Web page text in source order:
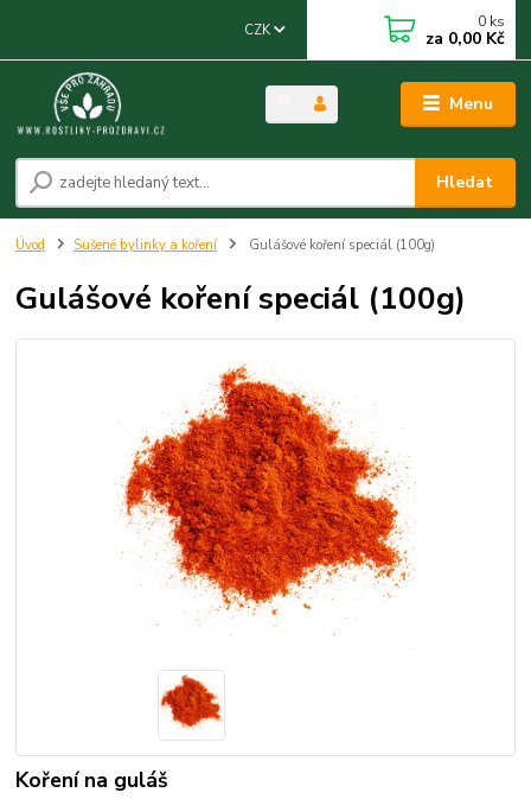
Menu
CZK
Hledat
0 ks
za 0,00 Kč
Úvod Sušené bylinky a koření Gulášové koření speciál (100g)
Gulášové koření speciál (100g)
Koření na guláš